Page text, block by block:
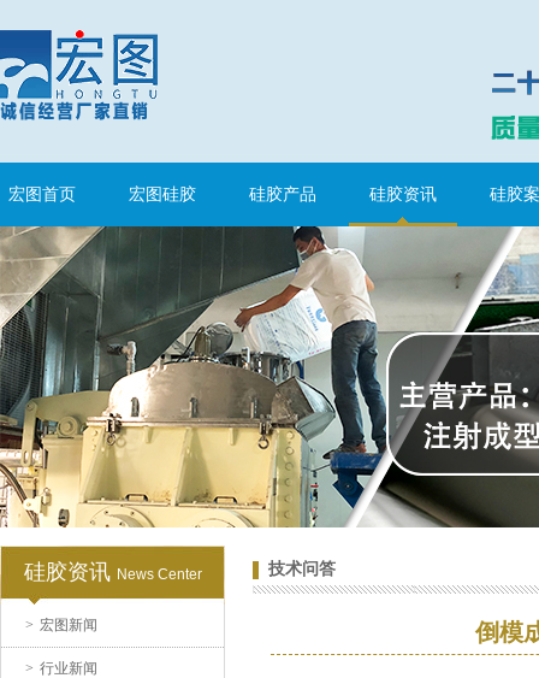
宏图首页 宏图硅胶 硅胶产品 硅胶资讯 硅胶
硅胶资讯 News Center
> 宏图新闻
> 行业新闻
半透明模具硅胶
注射硅胶
技术问答
倒模